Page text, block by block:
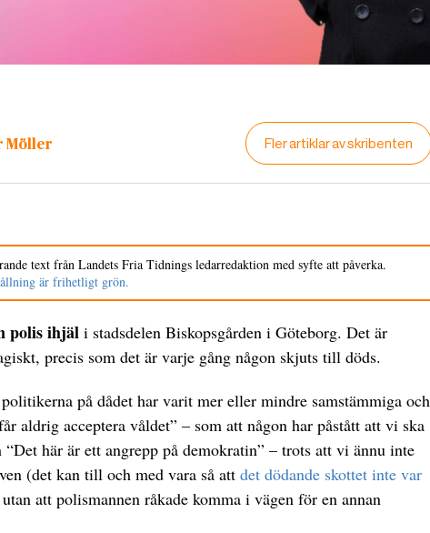
Möller Fler artiklar av skribenten
text från Landets Fria Tidnings ledarredaktion med syfte att påverka.
är frihetligt grön.
polis ihjäl i stadsdelen Biskopsgården i Göteborg. Det är
precis som det är varje gång någon skjuts till döds.
på dådet har varit mer eller mindre samstämmiga och
aldrig acceptera våldet” – som att någon har påstått att vi ska
“Det här är ett angrepp på demokratin” – trots att vi ännu inte
(det kan till och med vara så att det dödande skottet inte var
utan att polismannen råkade komma i vägen för en annan